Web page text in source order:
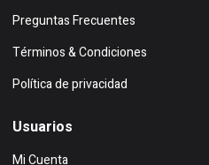
Preguntas Frecuentes
Términos & Condiciones
Política de privacidad
Usuarios
Mi Cuenta